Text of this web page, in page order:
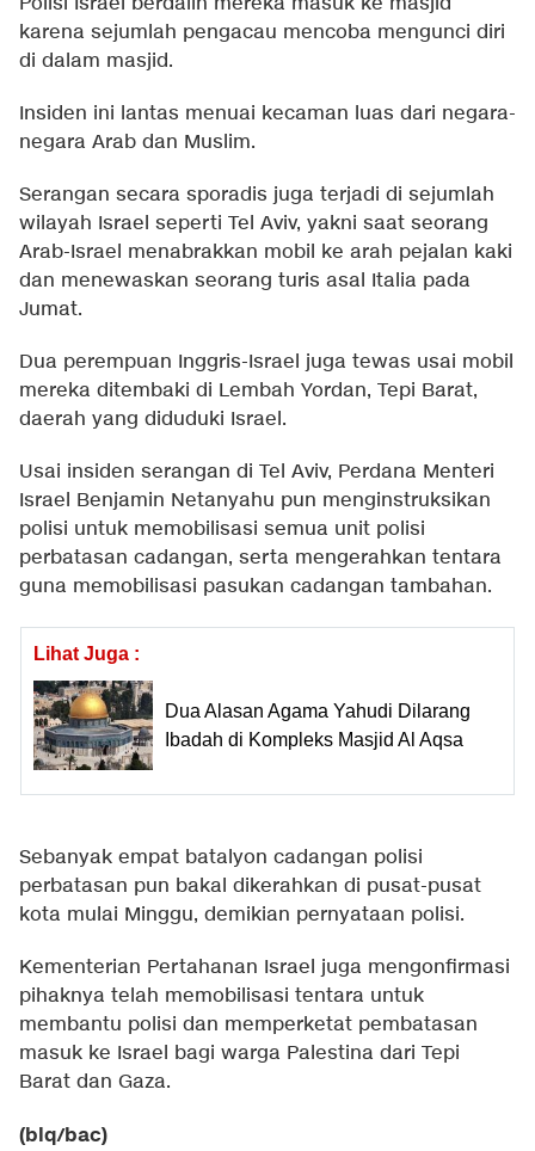
karena sejumlah pengacau mencoba mengunci diri
di dalam masjid.
Insiden ini lantas menuai kecaman luas dari negara-
negara Arab dan Muslim.
Serangan secara sporadis juga terjadi di sejumlah
wilayah Israel seperti Tel Aviv, yakni saat seorang
Arab-Israel menabrakkan mobil ke arah pejalan kaki
dan menewaskan seorang turis asal Italia pada
Jumat.
Dua perempuan Inggris-Israel juga tewas usai mobil
mereka ditembaki di Lembah Yordan, Tepi Barat,
daerah yang diduduki Israel.
Usai insiden serangan di Tel Aviv, Perdana Menteri
Israel Benjamin Netanyahu pun menginstruksikan
polisi untuk memobilisasi semua unit polisi
perbatasan cadangan, serta mengerahkan tentara
guna memobilisasi pasukan cadangan tambahan.
Lihat Juga :
Dua Alasan Agama Yahudi Dilarang
Ibadah di Kompleks Masjid Al Aqsa
Sebanyak empat batalyon cadangan polisi
perbatasan pun bakal dikerahkan di pusat-pusat
kota mulai Minggu, demikian pernyataan polisi.
Kementerian Pertahanan Israel juga mengonfirmasi
pihaknya telah memobilisasi tentara untuk
membantu polisi dan memperketat pembatasan
masuk ke Israel bagi warga Palestina dari Tepi
Barat dan Gaza.
(blq/bac)